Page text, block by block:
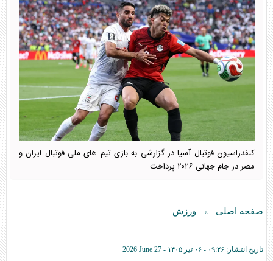
کنفدراسیون فوتبال آسیا در گزارشی به بازی تیم های ملی فوتبال ایران و
مصر در جام جهانی ۲۰۲۶ پرداخت.
صفحه اصلی » ورزش
تاریخ انتشار: ۰۹:۲۶ - ۰۶ تير ۱۴۰۵ -
2026 June 27